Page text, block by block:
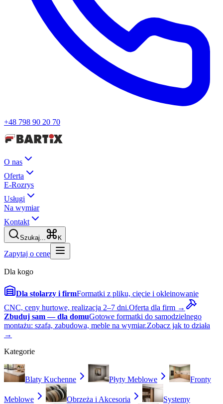
+48 798 90 20 70
O nas
Oferta
E-Rozrys
Usługi
Na wymiar
Kontakt
Szukaj... K
Zapytaj o cenę
Dla kogo
Dla stolarzy i firmFormatki z pliku, cięcie i okleinowanie
CNC, ceny hurtowe, realizacja 2–7 dni.Oferta dla firm →
Zbuduj sam — dla domuGotowe formatki do samodzielnego
montażu: szafa, zabudowa, meble na wymiar.Zobacz jak to działa
→
Kategorie
Blaty Kuchenne Płyty Meblowe Fronty
Meblowe Obrzeża i Akcesoria Systemy